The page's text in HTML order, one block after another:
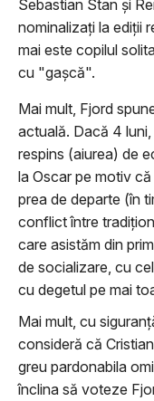
Sebastian Stan şi
nominalizaţi la ediţii
mai este copilul
cu "gaşcă".
Mai mult, Fjord
actuală. Dacă 4
respins (aiurea) de
la Oscar pe motiv că
prea de departe (în
conflict între
care asistăm din
de socializare, cu
cu degetul pe mai
Mai mult, cu
consideră că
greu pardonabila
înclina să voteze